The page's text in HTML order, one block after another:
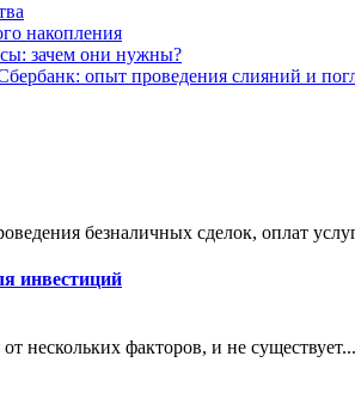
накопления
зачем они нужны?
опыт проведения слияний и
безналичных сделок, оплат
инвестиций
нескольких факторов, и не существует...